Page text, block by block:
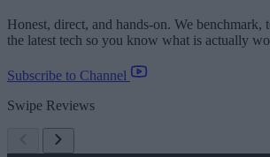
Honest, direct, and hands-on. We benchmark,
the latest tech so you know what is actually
Subscribe to Channel
Swipe Reviews